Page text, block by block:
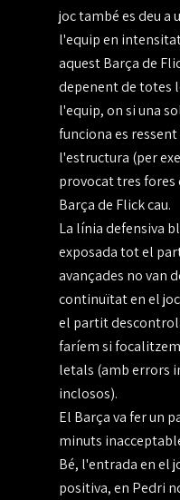
joc també es deu a
l'equip en
aquest Barça de
depenent de totes
l'equip, on si una
funciona es
l'estructura (per
provocat tres fores
Barça de Flick cau.
La línia defensiva
exposada tot el
avançades no van
continuïtat en el
el partit
faríem si
letals (amb errors
inclosos).
El Barça va fer un
minuts
Bé, l'entrada en el
positiva, en Pedri